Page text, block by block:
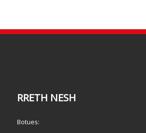
RRETH NESH
Botues: